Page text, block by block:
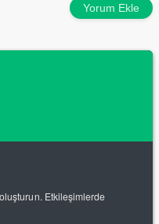
Yorum Ekle
Etkileşimlerde